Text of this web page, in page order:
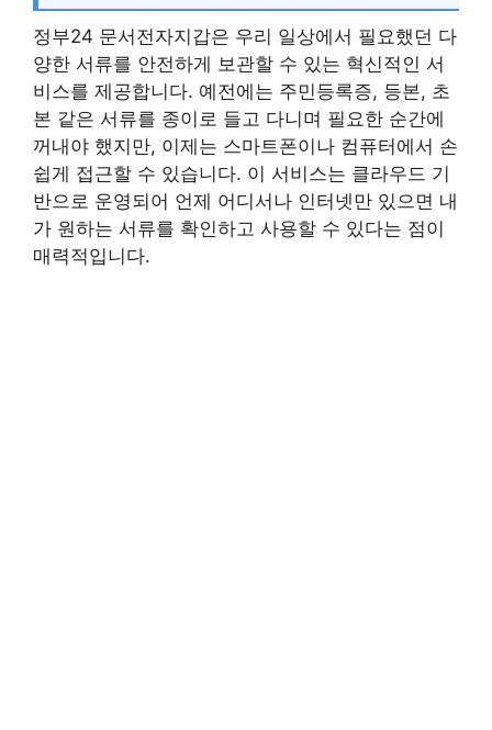
정부24 문서전자지갑은 우리 일상에서 필요했던 다
양한 서류를 안전하게 보관할 수 있는 혁신적인 서
비스를 제공합니다. 예전에는 주민등록증, 등본, 초
본 같은 서류를 종이로 들고 다니며 필요한 순간에
꺼내야 했지만, 이제는 스마트폰이나 컴퓨터에서 손
쉽게 접근할 수 있습니다. 이 서비스는 클라우드 기
반으로 운영되어 언제 어디서나 인터넷만 있으면 내
가 원하는 서류를 확인하고 사용할 수 있다는 점이
매력적입니다.